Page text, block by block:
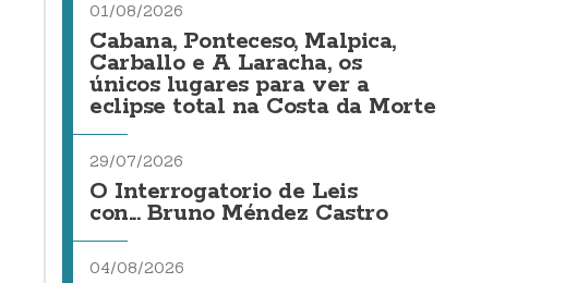
01/08/2026
Cabana, Ponteceso, Malpica,
Carballo e A Laracha, os
únicos lugares para ver a
eclipse total na Costa da Morte
29/07/2026
O Interrogatorio de Leis
con... Bruno Méndez Castro
04/08/2026